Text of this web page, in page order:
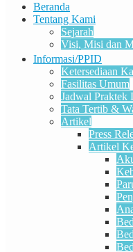
Beranda
Tentang Kami
Sejarah
Visi, Misi dan
Informasi/PPID
Ketersediaan
Fasilitas Umum
Jadwal Praktek
Tata Tertib &
Artikel
Press
Artikel